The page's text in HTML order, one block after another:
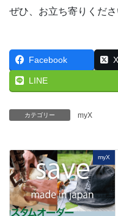
ぜひ、お立ち寄りくださ
Facebook X
LINE
カテゴリー myX
myX